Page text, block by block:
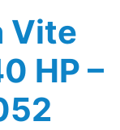
Vite
HP –